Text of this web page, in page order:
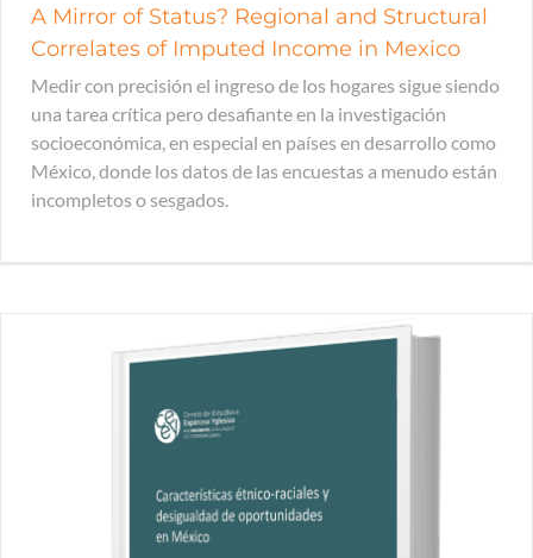
A Mirror of Status? Regional and Structural
Correlates of Imputed Income in Mexico
Medir con precisión el ingreso de los hogares sigue siendo
una tarea crítica pero desafiante en la investigación
socioeconómica, en especial en países en desarrollo como
México, donde los datos de las encuestas a menudo están
incompletos o sesgados.